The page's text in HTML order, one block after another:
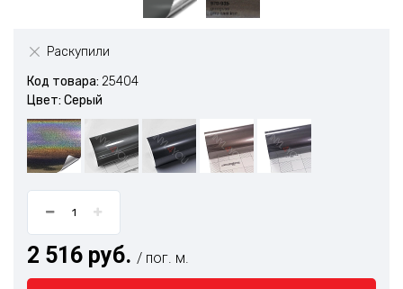
Раскупили
Код товара: 25404
Цвет: Серый
2 516 руб. / пог. м.